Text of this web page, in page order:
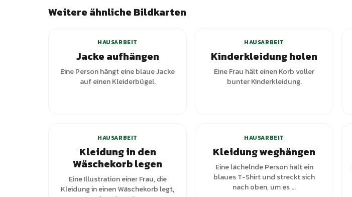
Weitere ähnliche Bildkarten
HAUSARBEIT
Jacke aufhängen
Eine Person hängt eine blaue Jacke
auf einen Kleiderbügel.
HAUSARBEIT
Kinderkleidung holen
Eine Frau hält einen Korb voller
bunter Kinderkleidung.
HAUSARBEIT
Kleidung in den
Wäschekorb legen
Eine Illustration einer Frau, die
Kleidung in einen Wäschekorb legt,
HAUSARBEIT
Kleidung weghängen
Eine lächelnde Person hält ein
blaues T-Shirt und streckt sich
nach oben, um es ...